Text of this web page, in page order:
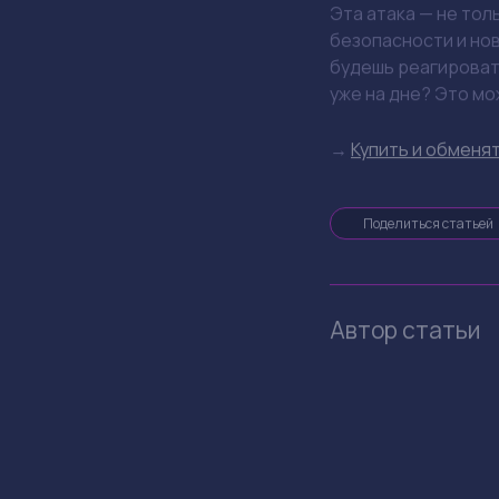
По данным
методы для
DeFi, но такой
К чему это
Ситуация с
Разработчики
токены DeFi-
Что делать